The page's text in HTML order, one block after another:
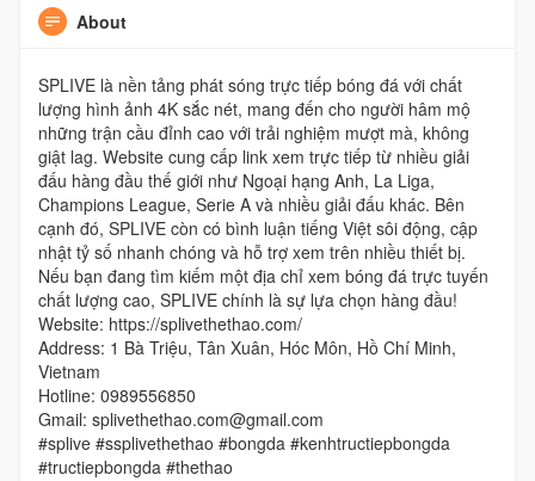
About
SPLIVE là nền tảng phát sóng trực tiếp bóng đá với chất
lượng hình ảnh 4K sắc nét, mang đến cho người hâm mộ
những trận cầu đỉnh cao với trải nghiệm mượt mà, không
giật lag. Website cung cấp link xem trực tiếp từ nhiều giải
đấu hàng đầu thế giới như Ngoại hạng Anh, La Liga,
Champions League, Serie A và nhiều giải đấu khác. Bên
cạnh đó, SPLIVE còn có bình luận tiếng Việt sôi động, cập
nhật tỷ số nhanh chóng và hỗ trợ xem trên nhiều thiết bị.
Nếu bạn đang tìm kiếm một địa chỉ xem bóng đá trực tuyến
chất lượng cao, SPLIVE chính là sự lựa chọn hàng đầu!
Website: https://splivethethao.com/
Address: 1 Bà Triệu, Tân Xuân, Hóc Môn, Hồ Chí Minh,
Vietnam
Hotline: 0989556850
Gmail: splivethethao.com@gmail.com
#splive #ssplivethethao #bongda #kenhtructiepbongda
#tructiepbongda #thethao